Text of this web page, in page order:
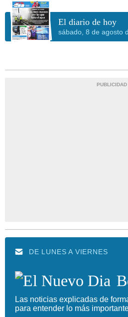
El diario de hoy
sábado, 8 de agosto
PUBLICIDAD
DE LUNES A VIERNES
Las noticias explicadas de
para entender lo más